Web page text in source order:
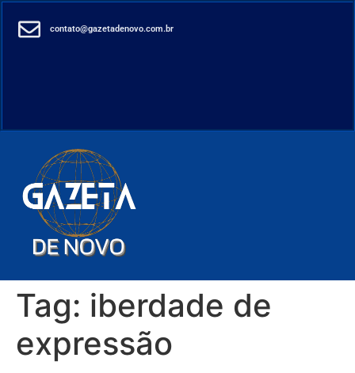
contato@gazetadenovo.com.br
Tag: iberdade de
expressão